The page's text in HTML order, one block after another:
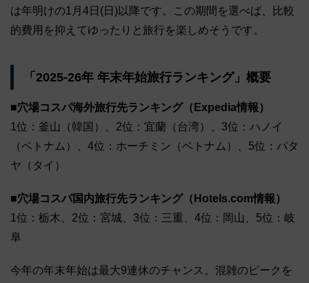
は年明けの1月4日(日)以降です。この期間を選べば、比較
的費用を抑えてゆったりと旅行を楽しめそうです。
「2025-26年 年末年始旅行ランキング」概要
■穴場コスパ海外旅行先ランキング（Expedia情報）
1位：釜山（韓国）、2位：宜蘭（台湾）、3位：ハノイ
（ベトナム）、4位：ホーチミン（ベトナム）、5位：パタ
ヤ（タイ）
■穴場コスパ国内旅行先ランキング（Hotels.com情報）
1位：栃木、2位：宮城、3位：三重、4位：岡山、5位：岐
阜
今年の年末年始は最大9連休のチャンス。混雑のピークを